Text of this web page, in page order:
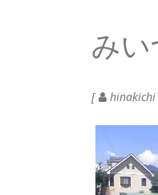
みい
hinakichi